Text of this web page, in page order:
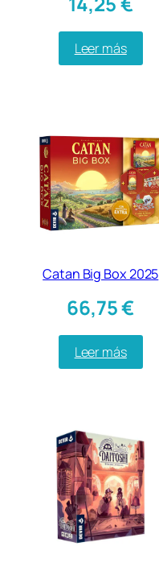
Leer más
Catan Big Box 2025
66,75€
Leer más